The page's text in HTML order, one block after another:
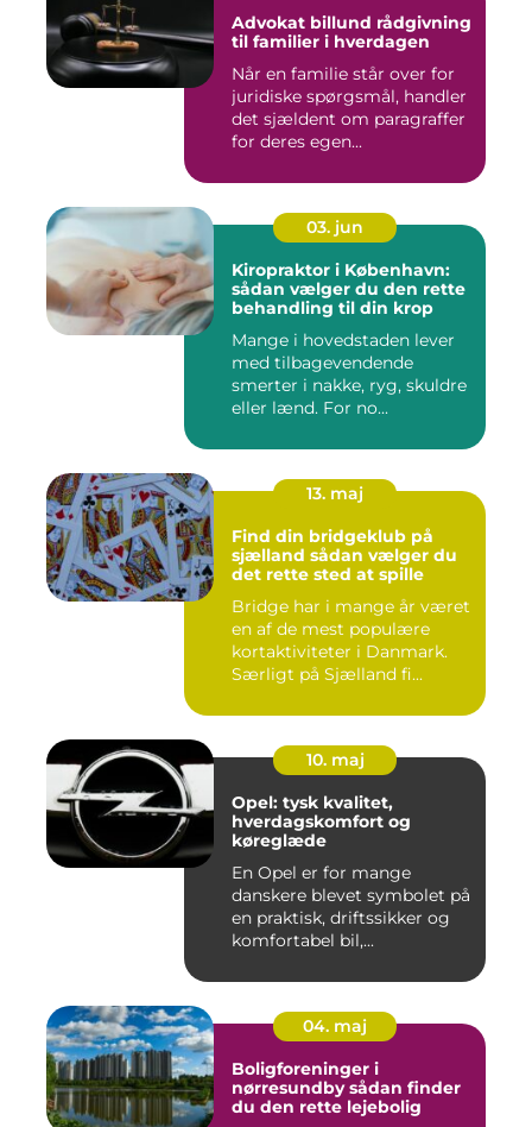
Advokat billund rådgivning
til familier i hverdagen
Når en familie står over for
juridiske spørgsmål, handler
det sjældent om paragraffer
for deres egen...
03. jun
Kiropraktor i København:
sådan vælger du den rette
behandling til din krop
Mange i hovedstaden lever
med tilbagevendende
smerter i nakke, ryg, skuldre
eller lænd. For no...
13. maj
Find din bridgeklub på
sjælland sådan vælger du
det rette sted at spille
Bridge har i mange år været
en af de mest populære
kortaktiviteter i Danmark.
Særligt på Sjælland fi...
10. maj
Opel: tysk kvalitet,
hverdagskomfort og
køreglæde
En Opel er for mange
danskere blevet symbolet på
en praktisk, driftssikker og
komfortabel bil,...
04. maj
Boligforeninger i
nørresundby sådan finder
du den rette lejebolig